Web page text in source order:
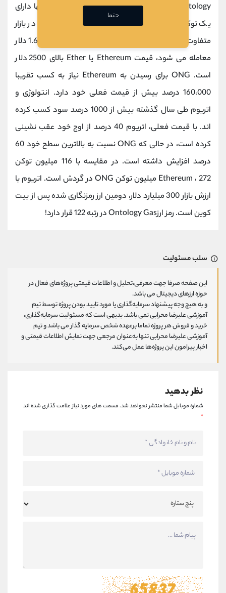
Ontology یکی از رقبای Ethereum است. هر یک از آنها دارای
یک توکن سودمندی پلت فرم هستند که قیمت آنها در بازار
متفاوت است. در حالی که توکن Ontology با قیمت 1.60 دلار
معامله می شود، قیمت Ethereum یا Ether بالای 2500 دلار
است. ONG برای رسیدن به Ethereum نیاز به کسب تقریبا
160،000 درصد بیش از قیمت فعلی خود دارد. انتولوژی و
اتریوم طی سال گذشته بیش از 1000 درصد سود کسب کرده
اند. با قیمت فعلی، اتریوم 40 درصد از اوج خود عقب نشینی
کرده است، در حالی که ONG نسبت به بالاترین سطح خود 60
درصد افزایش داشته است. در مقایسه با 116 میلیون توکن
Ethereum ، 272 میلیون توکن ONG در گردش است. اتریوم با
ارزش بازار 300 میلیارد دلار، دومین ارز رمزنگاری شده پس از بیت
کوین است. رمز ارزOntology Gas در رتبه 122 قرار دارد!
سلب مسئولیت
این صفحه صرفا جهت معرفی،تحلیل و اطلاعات قیمتی پروژه‌های فعال در
حوزه ارزهای دیجیتال می باشد.
و به هیچ وجه پیشنهاد سرمایه‌گذاری یا مورد تایید بودن پروژه توسط تیم
آموزشی علیرضا محرابی نمی باشد. بدیهی است که مسئولیت سرمایه‌گذاری،
خرید و فروش هر پروژه تماما برعهده شخص سرمایه گذار می باشد و تیم
آموزشی علیرضا محرابی تنها به‌عنوان مرجعی جهت نمایش اطلاعات قیمتی و
اخبار پیرامون این پروژه‌‌ها عمل می‌کند.
نظر بدهید
شماره موبایل شما منتشر نخواهد شد.قسمت های مورد نیاز علامت گذاری شده اند
*
حتما